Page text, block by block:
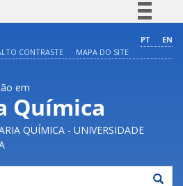
Comunica BR
Acesso à informação
Legislação
PT
EN
CONTRASTE MAPA DO SITE
em
Química
QUÍMICA - UNIVERSIDADE